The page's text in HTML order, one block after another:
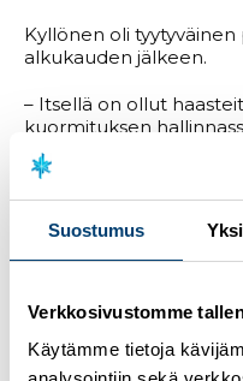
Suostumus
Verkkosivustomme
Käytämme tietoja
Kyllönen oli
alkukauden jälkeen.
– Itsellä on ollut
kuormituksen
kuusi vetoa vetää
Toivottavasti tämä
eteenpäin, totesi
Suomen ykkösjoukkue
Joensuu oli alkuerässä
tuntui hyvältä.
– Molemmilla tuntui